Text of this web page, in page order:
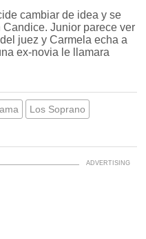
cambiar de idea y se
Junior parece ver
juez y Carmela echa a
ex-novia le llamara
Los Soprano